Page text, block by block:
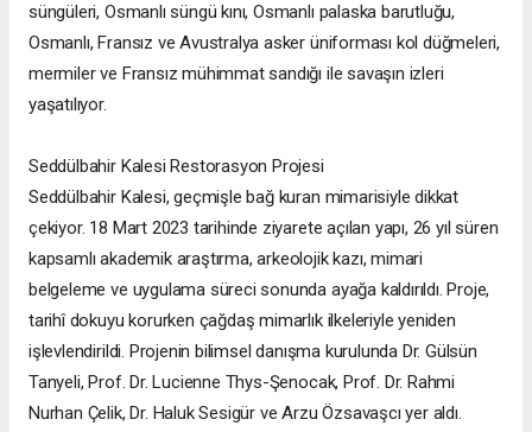
süngüleri, Osmanlı süngü kını, Osmanlı palaska barutluğu,
Osmanlı, Fransız ve Avustralya asker üniforması kol düğmeleri,
mermiler ve Fransız mühimmat sandığı ile savaşın izleri
yaşatılıyor.
Seddülbahir Kalesi Restorasyon Projesi
Seddülbahir Kalesi, geçmişle bağ kuran mimarisiyle dikkat
çekiyor. 18 Mart 2023 tarihinde ziyarete açılan yapı, 26 yıl süren
kapsamlı akademik araştırma, arkeolojik kazı, mimari
belgeleme ve uygulama süreci sonunda ayağa kaldırıldı. Proje,
tarihî dokuyu korurken çağdaş mimarlık ilkeleriyle yeniden
işlevlendirildi. Projenin bilimsel danışma kurulunda Dr. Gülsün
Tanyeli, Prof. Dr. Lucienne Thys-Şenocak, Prof. Dr. Rahmi
Nurhan Çelik, Dr. Haluk Sesigür ve Arzu Özsavaşcı yer aldı.